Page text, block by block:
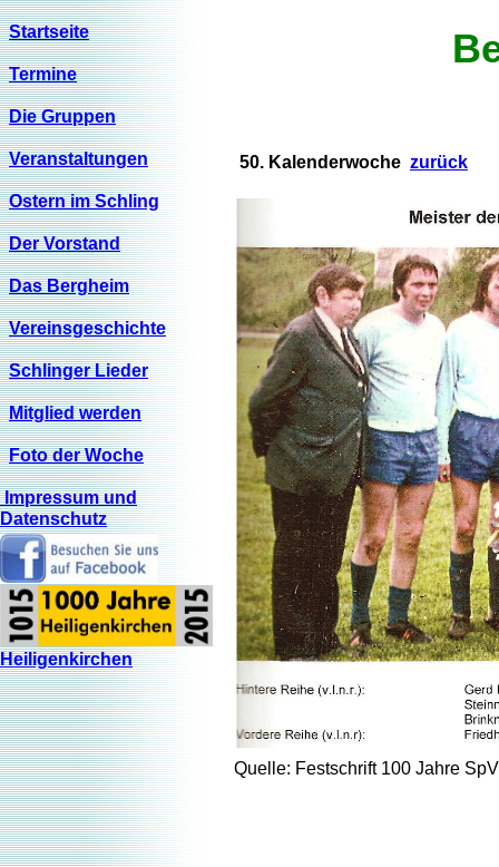
Startseite
Termine
Die Gruppen
Veranstaltungen
Ostern im Schling
Der Vorstand
Das Bergheim
Vereinsgeschichte
Schlinger Lieder
Mitglied werden
Foto der Woche
Impressum und
Datenschutz
Heiligenkirchen
50. Kalenderwoche zurück
Quelle: Festschrift 100 Jahre